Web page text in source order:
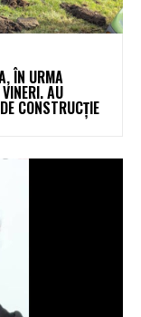
ÎN URMA
AU
CONSTRUCȚIE